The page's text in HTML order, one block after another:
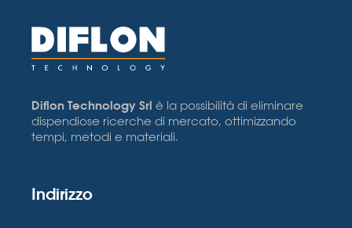
Diflon Technology Srl è la possibilità di eliminare
dispendiose ricerche di mercato, ottimizzando
tempi, metodi e materiali.
Indirizzo